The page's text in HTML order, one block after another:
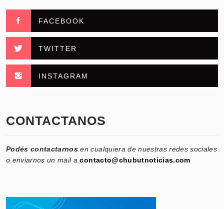
FACEBOOK
TWITTER
INSTAGRAM
CONTACTANOS
Podés contactarnos en cualquiera de nuestras redes sociales
o enviarnos un mail acontacto@chubutnoticias.com